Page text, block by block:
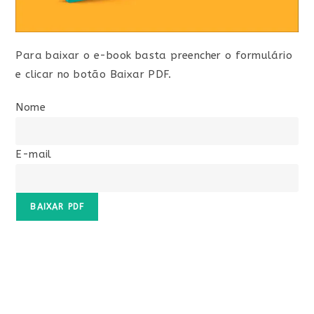
Para baixar o e-book basta preencher o formulário
e clicar no botão Baixar PDF.
Nome
E-mail
BAIXAR PDF